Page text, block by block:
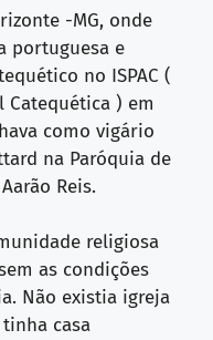
-MG, onde
portuguesa e
no ISPAC (
) em
como vigário
na Paróquia de
Reis.
religiosa
as condições
Não existia igreja
casa